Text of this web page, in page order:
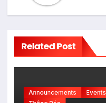
Related Post
Announcements Events